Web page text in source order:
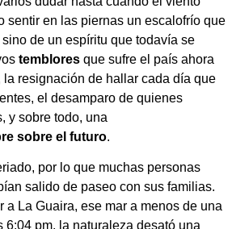
sentir en las piernas un escalofrío que
de un espíritu que todavía se
temblores que sufre el país ahora
resignación de hallar cada día que
el desamparo de quienes
y sobre todo, una
sobre el futuro.
por lo que muchas personas
salido de paseo con sus familias.
a La Guaira, ese mar a menos de una
6:04 pm, la naturaleza desató una